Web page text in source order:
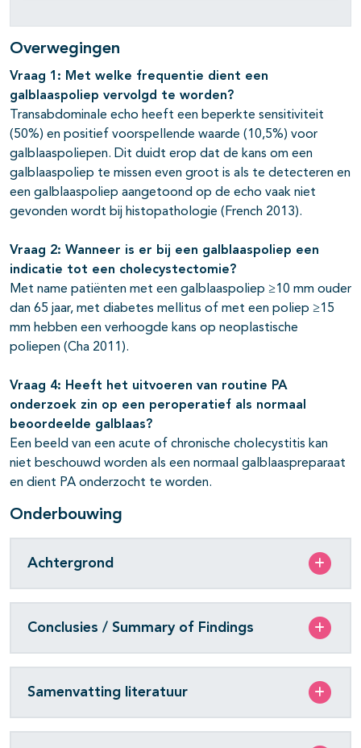
Overwegingen
Vraag 1: Met welke frequentie dient een
galblaaspoliep vervolgd te worden?
Transabdominale echo heeft een beperkte sensitiviteit
(50%) en positief voorspellende waarde (10,5%) voor
galblaaspoliepen. Dit duidt erop dat de kans om een
galblaaspoliep te missen even groot is als te detecteren en
een galblaaspoliep aangetoond op de echo vaak niet
gevonden wordt bij histopathologie (French 2013).
Vraag 2: Wanneer is er bij een galblaaspoliep een
indicatie tot een cholecystectomie?
Met name patiënten met een galblaaspoliep ≥10 mm ouder
dan 65 jaar, met diabetes mellitus of met een poliep ≥15
mm hebben een verhoogde kans op neoplastische
poliepen (Cha 2011).
Vraag 4: Heeft het uitvoeren van routine PA
onderzoek zin op een peroperatief als normaal
beoordeelde galblaas?
Een beeld van een acute of chronische cholecystitis kan
niet beschouwd worden als een normaal galblaaspreparaat
en dient PA onderzocht te worden.
Onderbouwing
Achtergrond
Conclusies / Summary of Findings
Samenvatting literatuur